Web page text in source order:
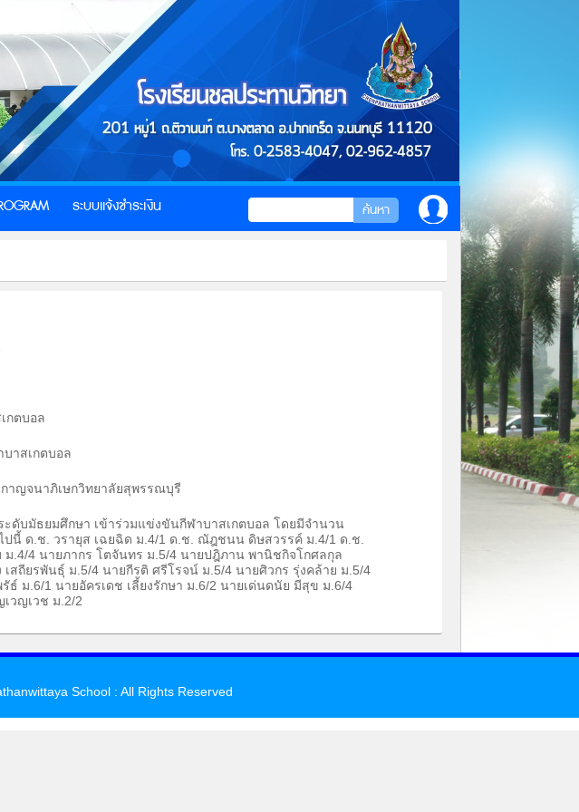
ระบบแจ้งชำระเงิน
กตบอล
าสเกตบอล
าญจนาภิเษกวิทยาลัยสุพรรณบุรี
ดับมัธยมศึกษา เข้าร่วมแข่งขันกีฬาบาสเกตบอล โดยมีจำนวน
ปนี้ ด.ช. วรายุส เฉยฉิด ม.4/1 ด.ช. ณัฎชนน ดิษสวรรค์ ม.4/1 ด.ช.
ม.4/4 นายภากร โตจันทร ม.5/4 นายปฎิภาน พานิชกิจโกศลกุล
สถียรพันธ์ุ ม.5/4 นายกีรติ ศรีโรจน์ ม.5/4 นายศิวกร รุ่งคล้าย ม.5/4
ธ์ ม.6/1 นายอัครเดช เลี้ยงรักษา ม.6/2 นายเด่นดนัย มีสุข ม.6/4
วญเวช ม.2/2
School : All Rights Reserved